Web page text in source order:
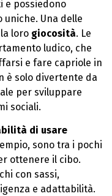
e possiedono
Una delle
loro giocosità. Le
ludico, che
e fare capriole in
è solo divertente da
per sviluppare
sociali.
di usare
sono tra i pochi
ottenere il cibo.
con sassi,
e adattabilità.